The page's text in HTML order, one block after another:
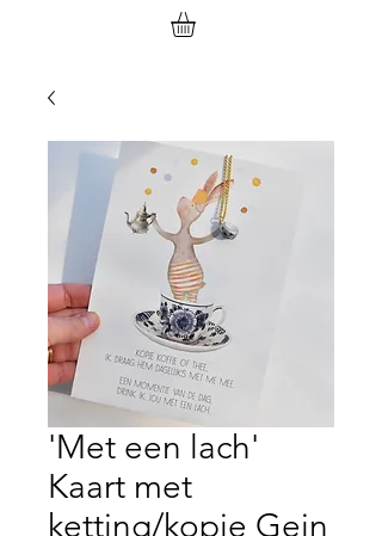
'Met een lach'
Kaart met
ketting/kopje Gein